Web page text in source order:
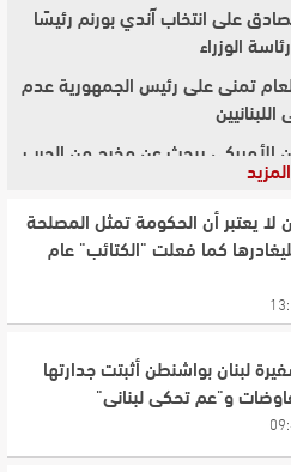
على انتخاب آندي بورنم رئيسًا
الوزراء
تمنى على رئيس الجمهورية عدم
الأميركي يبحث عن مخرج من الحرب
رئيس بلدية زوطر الغربية: حوالى 50 عائلة استقرت في البلدة
الخروقات الإسرائيلية
بالبيض في البرلمان مع تصاعد
مسيّرة آتية من رومانيا قرب خط
رميش في حلول مناسبة
المزيد
لا يعتبر أن الحكومة تمثل المصلحة
كما فعلت "الكتائب" عام
لبنان بواشنطن أثبتت جدارتها
و"عم تحكي لبناني"